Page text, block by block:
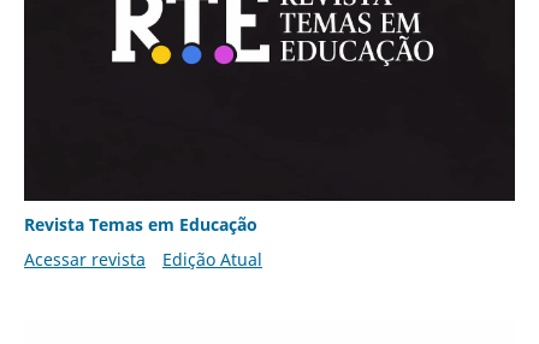
Revista Temas em Educação
Acessar revista
Edição Atual